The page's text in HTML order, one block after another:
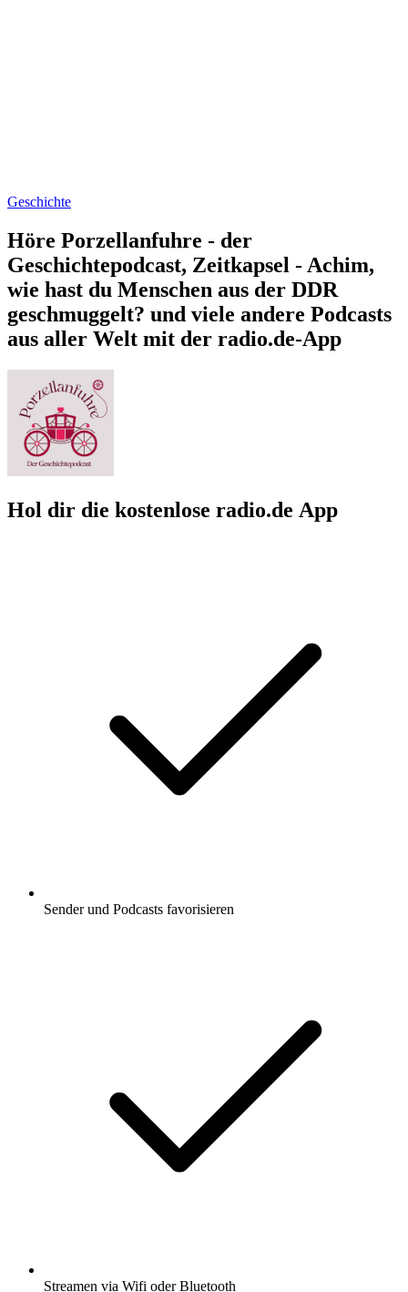
Geschichte
Höre Porzellanfuhre - der
Geschichtepodcast, Zeitkapsel - Achim,
wie hast du Menschen aus der DDR
geschmuggelt? und viele andere Podcasts
aus aller Welt mit der radio.de-App
Hol dir die kostenlose radio.de App
Sender und Podcasts favorisieren
Streamen via Wifi oder Bluetooth